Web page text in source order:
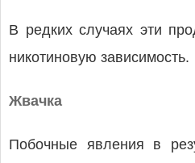
В редких случаях эти
никотиновую зависимость.
Жвачка
Побочные явления в